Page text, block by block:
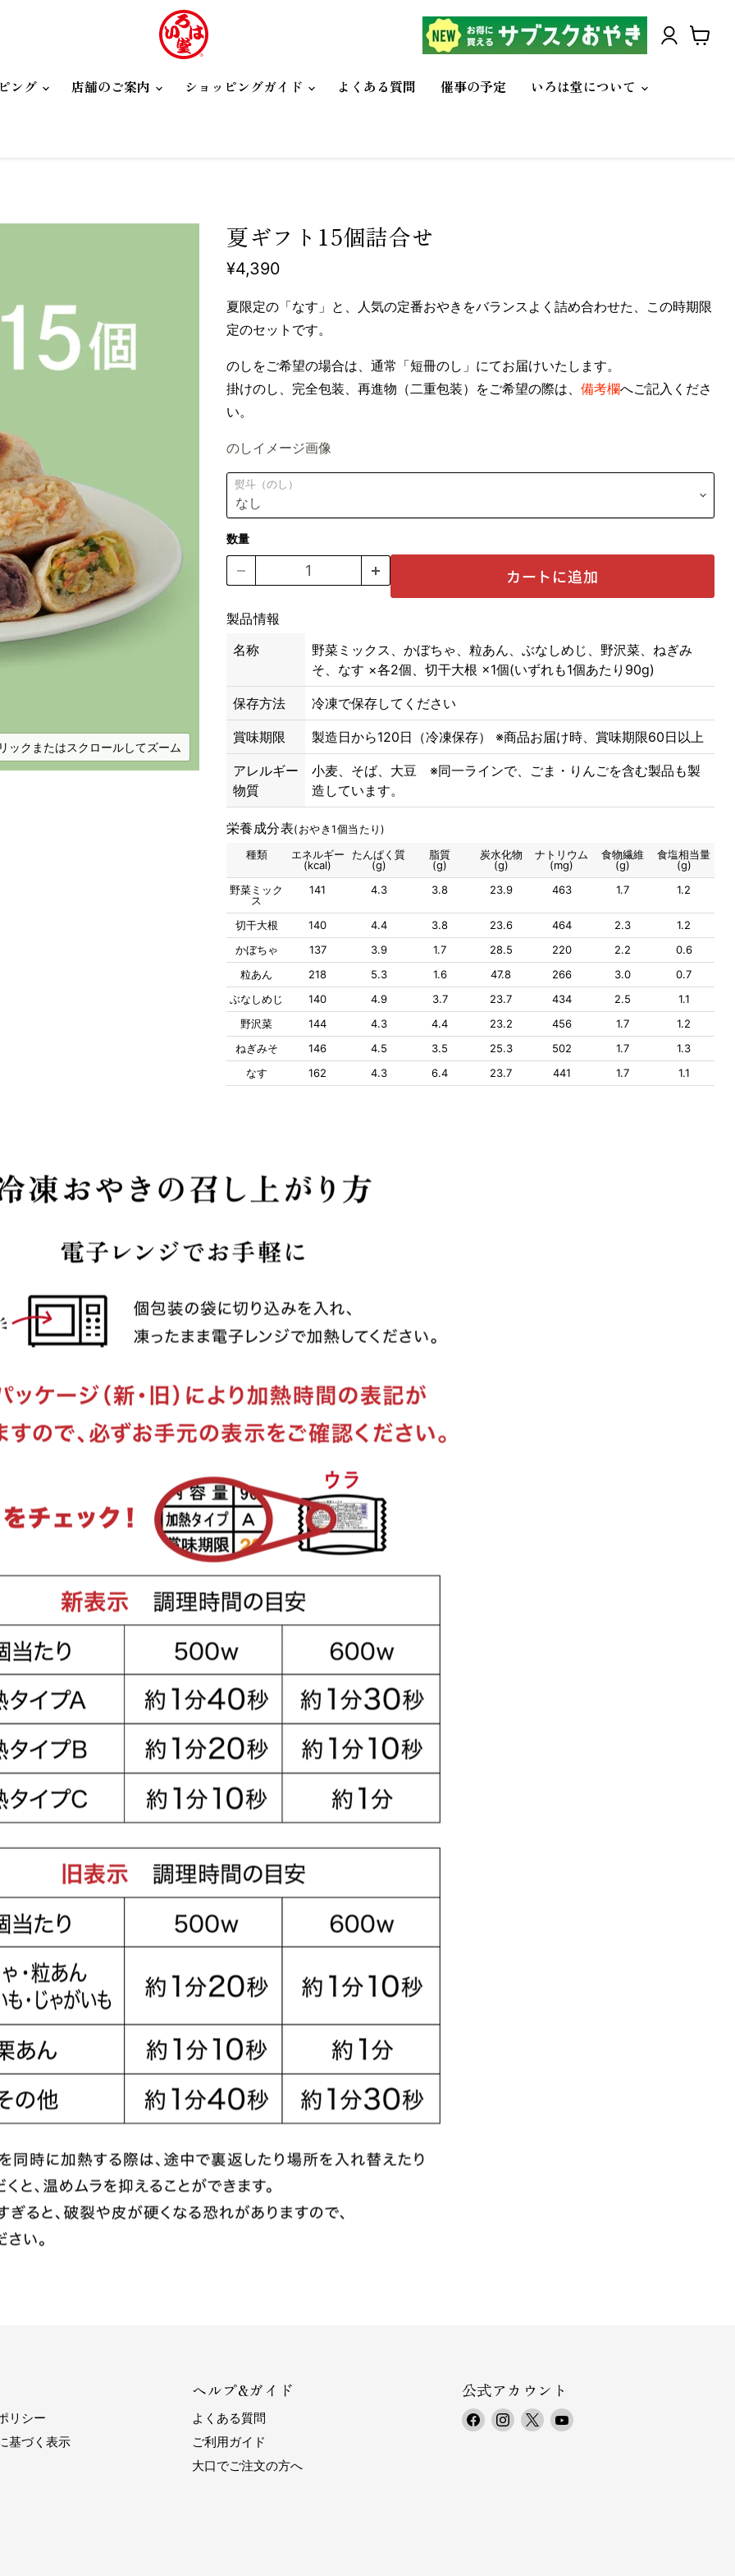
ング 店舗のご案内 ショッピングガイド よくある質問 催事の予定 いろは堂について
ックまたはスクロールしてズーム
夏ギフト15個詰合せ
現在の価格
¥4,390
夏限定の「なす」と、人気の定番おやきをバランスよく詰め合わせた、この時期限
定のセットです。
のしをご希望の場合は、通常「短冊のし」にてお届けいたします。
掛けのし、完全包装、再進物（二重包装）をご希望の際は、 備考欄へご記入くださ
い。
のしイメージ画像
熨斗（のし）
数量
カートに追加
製品情報
名称
野菜ミックス、かぼちゃ、粒あん、ぶなしめじ、野沢菜、ねぎみ
そ、なす ×各2個、切干大根 ×1個(いずれも1個あたり90g)
保存方法 冷凍で保存してください
賞味期限 製造日から120日（冷凍保存） ※商品お届け時、賞味期限60日以上
アレルギー
物質
小麦、そば、大豆 ※同一ラインで、ごま・りんごを含む製品も製
造しています。
栄養成分表(おやき1個当たり)
種類
エネルギー
(kcal)
たんぱく質
(g)
脂質
(g)
炭水化物
(g)
ナトリウム
(mg)
食物繊維
(g)
食塩相当量
(g)
野菜ミック
ス
141 4.3 3.8 23.9 463 1.7 1.2
切干大根 140 4.4 3.8 23.6 464 2.3
1.2
かぼちゃ
137 3.9 1.7 28.5 220 2.2
0.6
粒あん
218 5.3 1.6 47.8 266 3.0
0.7
ぶなしめじ
140 4.9 3.7 23.7 434 2.5
1.1
野沢菜
144 4.3 4.4 23.2 456 1.7
1.2
ねぎみそ
146 4.5 3.5 25.3 502 1.7
1.3
なす
162 4.3 6.4 23.7 441 1.7 1.1
リシー
基づく表示
ヘルプ&ガイド
よくある質問
ご利用ガイド
大口でご注文の方へ
公式アカウント
F
I
X
Y